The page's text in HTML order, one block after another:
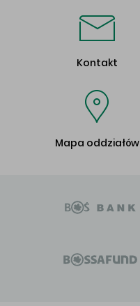
Kontakt
Mapa oddziałów